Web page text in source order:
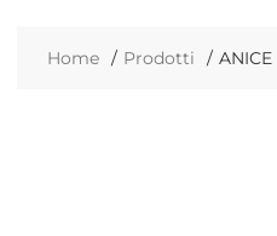
Home Prodotti ANICE